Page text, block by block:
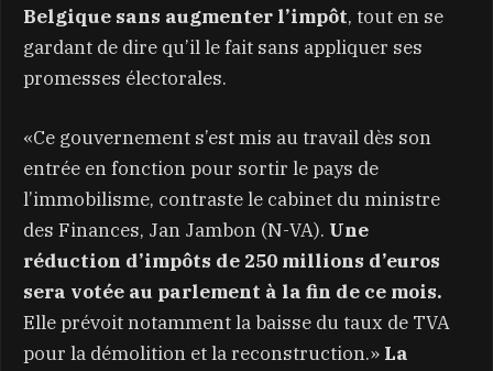
Belgique sans augmenter l’impôt, tout en se
gardant de dire qu’il le fait sans appliquer ses
promesses électorales.
«Ce gouvernement s’est mis au travail dès son
entrée en fonction pour sortir le pays de
l’immobilisme, contraste le cabinet du ministre
des Finances, Jan Jambon (N-VA). Une
réduction d’impôts de 250 millions d’euros
sera votée au parlement à la fin de ce mois.
Elle prévoit notamment la baisse du taux de TVA
pour la démolition et la reconstruction.» La